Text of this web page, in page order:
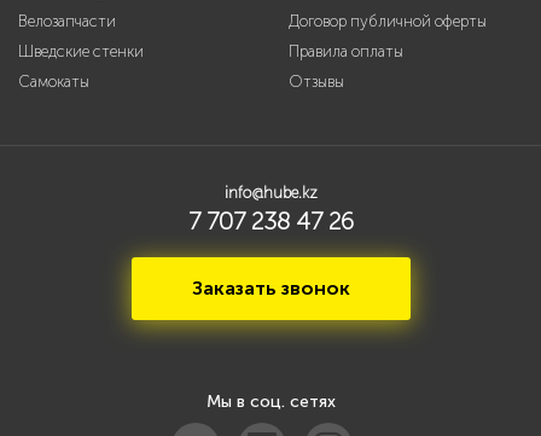
Велозапчасти
Шведские стенки
Самокаты
Договор публичной оферты
Правила оплаты
Отзывы
info@hube.kz
7 707 238 47 26
Заказать звонок
Мы в соц. сетях